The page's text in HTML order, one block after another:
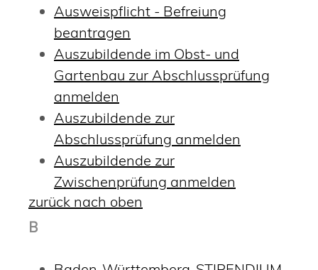
Ausweispflicht - Befreiung
beantragen
Auszubildende im Obst- und
Gartenbau zur Abschlussprüfung
anmelden
Auszubildende zur
Abschlussprüfung anmelden
Auszubildende zur
Zwischenprüfung anmelden
zurück nach oben
B